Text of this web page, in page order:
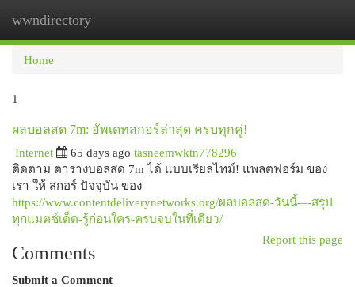
wwndirectory
Home
1
ผลบอลสด 7m: อัพเดทสกอร์ล่าสุด ครบทุกคู่!
Internet
65 days ago tasneemwktn778296
ติดตาม ตารางบอลสด 7m ได้ แบบเรียลไทม์! แพลตฟอร์ม ของ
เรา ให้ สกอร์ ปัจจุบัน ของ
https://www.contentdeliverynetworks.org/ผลบอลสด-วันนี้-–-สรุป
ทุกแมตช์เด็ด-รู้ก่อนใคร-ครบจบในที่เดียว/
Report this page
Comments
Submit a Comment